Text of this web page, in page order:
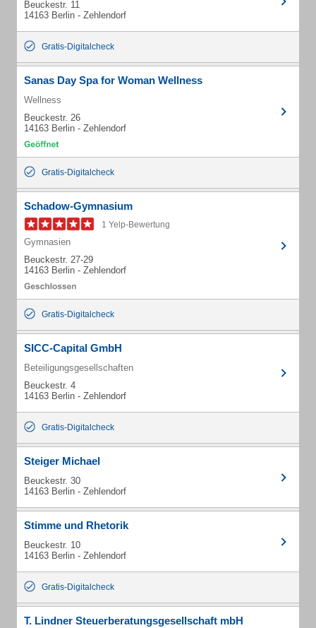
Beuckestr. 11
14163 Berlin - Zehlendorf
Gratis-Digitalcheck
Sanas Day Spa for Woman Wellness
Wellness
Beuckestr. 26
14163 Berlin - Zehlendorf
Gratis-Digitalcheck
Schadow-Gymnasium
1 Yelp-Bewertung
Gymnasien
Beuckestr. 27-29
14163 Berlin - Zehlendorf
Gratis-Digitalcheck
SICC-Capital GmbH
Beteiligungsgesellschaften
Beuckestr. 4
14163 Berlin - Zehlendorf
Gratis-Digitalcheck
Steiger Michael
Beuckestr. 30
14163 Berlin - Zehlendorf
Stimme und Rhetorik
Beuckestr. 10
14163 Berlin - Zehlendorf
Gratis-Digitalcheck
T. Lindner Steuerberatungsgesellschaft mbH